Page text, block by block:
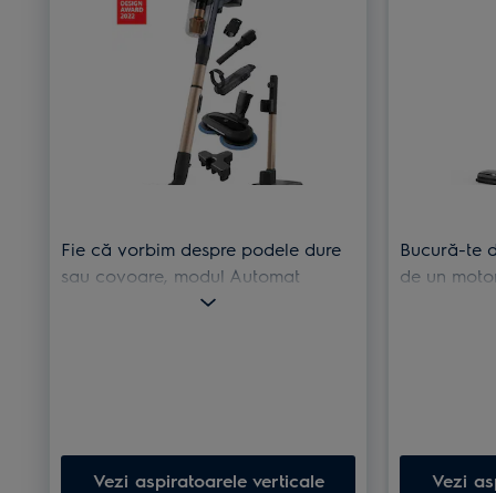
Fie că vorbim despre podele dure
sau covoare, modul Automat
adaptează puterea de aspirare la
Vezi aspiratoarele verticale
Bucură-te
de un
Vezi